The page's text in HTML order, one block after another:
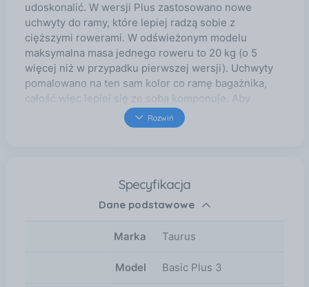
udoskonalić. W wersji Plus zastosowano nowe
uchwyty do ramy, które lepiej radzą sobie z
cięższymi rowerami. W odświeżonym modelu
maksymalna masa jednego roweru to 20 kg (o 5
więcej niż w przypadku pierwszej wersji). Uchwyty
pomalowano na ten sam kolor co ramę bagażnika,
całość więc lepiej się ze sobą komponuje. Aby
ułatwić montaż rowerów na bagażniku i umożliwić
także przewóz rowerów o szerszych oponach
wersja jest zasilana 13-sto PINową wtyczką
zasilającą, posiada dzięki temu światło cofania, jest
prawnymi obowiązującymi w Polsce. Oczywiście
wpływu na wagę platformy, która była dużym atutem
Rozwiń
Specyfikacja
Dane podstawowe
Marka Taurus
Model Basic Plus 3